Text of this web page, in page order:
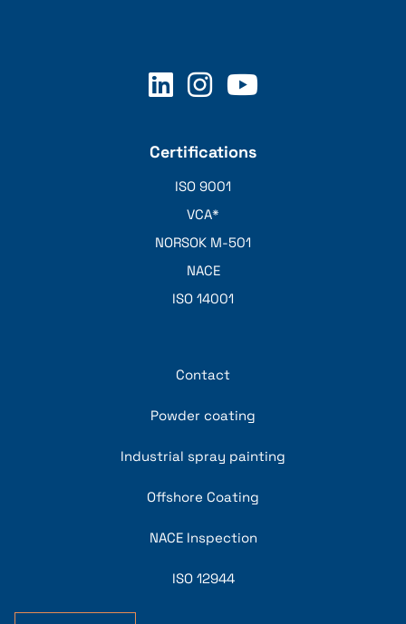
Certifications
ISO 9001
VCA*
NORSOK M-501
NACE
ISO 14001
Contact
Powder coating
Industrial spray painting
Offshore Coating
NACE Inspection
ISO 12944